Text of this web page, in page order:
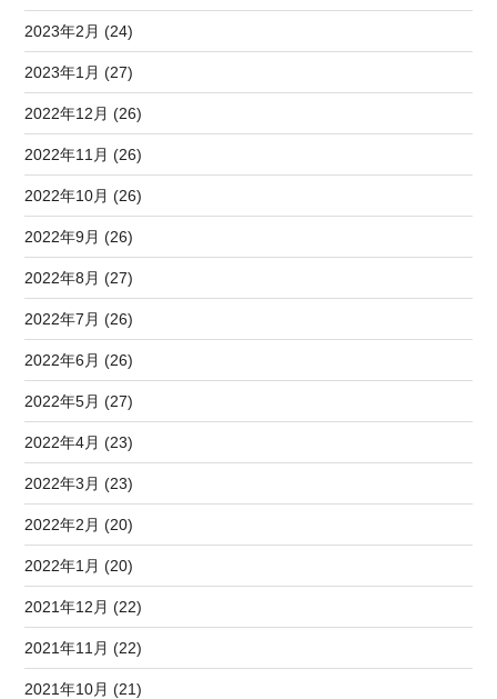
2023年2月 (24)
2023年1月 (27)
2022年12月 (26)
2022年11月 (26)
2022年10月 (26)
2022年9月 (26)
2022年8月 (27)
2022年7月 (26)
2022年6月 (26)
2022年5月 (27)
2022年4月 (23)
2022年3月 (23)
2022年2月 (20)
2022年1月 (20)
2021年12月 (22)
2021年11月 (22)
2021年10月 (21)